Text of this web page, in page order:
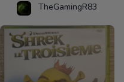
TheGamingR83